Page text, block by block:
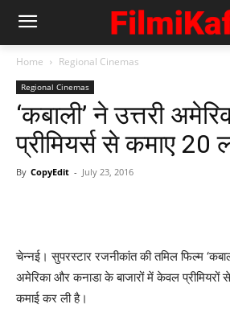
Home Regional Cinemas
Regional Cinemas
‘कबाली’ ने उत्तरी
प्रीमियर्स से कमाए 20
By CopyEdit - July 23, 2016
चेन्नई। सुपरस्टार रजनीकांत की तमिल फिल्म
अमेरिका और कनाडा के बाजारों में केवल प्रीमियरों
कमाई कर ली है।